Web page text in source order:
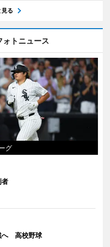
見る
ォトニュース
グ
者
へ 高校野球